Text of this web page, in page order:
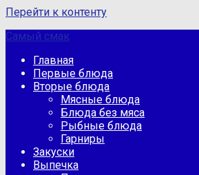
Перейти к контенту
Самый смак
Главная
Первые блюда
Вторые блюда
Мясные блюда
Блюда без мяса
Рыбные блюда
Гарниры
Закуски
Выпечка